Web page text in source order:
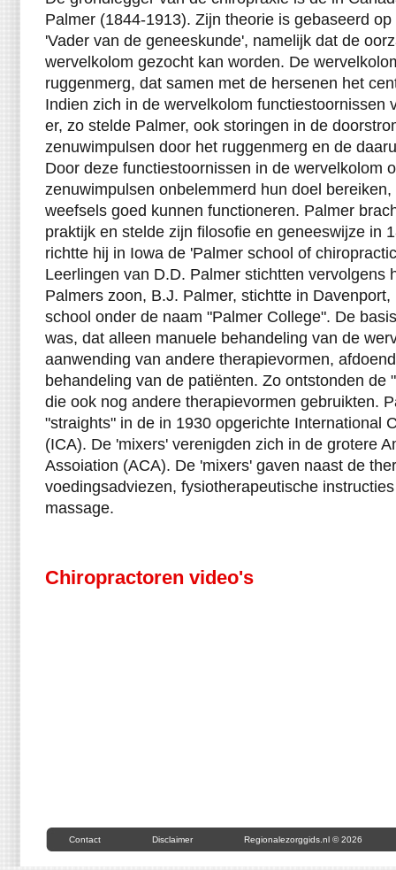
Palmer (1844-1913). Zijn theorie is gebaseerd
'Vader van de geneeskunde', namelijk dat de
wervelkolom gezocht kan worden. De
ruggenmerg, dat samen met de hersenen het
Indien zich in de wervelkolom functiestoornissen
er, zo stelde Palmer, ook storingen in de
zenuwimpulsen door het ruggenmerg en de
Door deze functiestoornissen in de wervelkolom
zenuwimpulsen onbelemmerd hun doel
weefsels goed kunnen functioneren. Palmer
praktijk en stelde zijn filosofie en geneeswijze in
richtte hij in Iowa de 'Palmer school of
Leerlingen van D.D. Palmer stichtten vervolgens
Palmers zoon, B.J. Palmer, stichtte in
school onder de naam "Palmer College". De
was, dat alleen manuele behandeling van de
aanwending van andere therapievormen,
behandeling van de patiënten. Zo ontstonden de
die ook nog andere therapievormen gebruikten.
"straights" in de in 1930 opgerichte International
(ICA). De 'mixers' verenigden zich in de grotere
Assoiation (ACA). De 'mixers' gaven naast de
voedingsadviezen, fysiotherapeutische
massage.
Chiropractoren video's
Contact Disclaimer Regionalezorggids.nl © 2026